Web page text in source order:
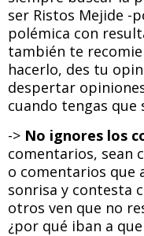
ser Ristos Mejide -
polémica con
también te
hacerlo, des tu
despertar
cuando tengas que
-> No ignores los
comentarios, sean
o comentarios
sonrisa y contesta
otros ven que no
¿por qué iban a